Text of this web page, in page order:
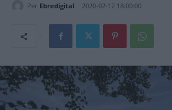
Per Ebredigital 2020-02-12 18:00:00